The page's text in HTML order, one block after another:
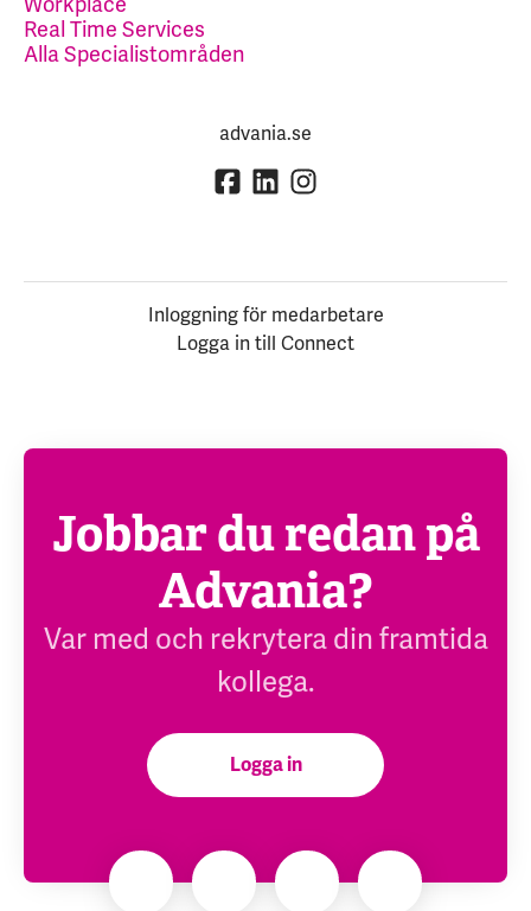
Real Time Services
Alla Specialistområden
advania.se
Inloggning för medarbetare
Logga in till Connect
Jobbar du redan på
Advania?
Var med och rekrytera din framtida
kollega.
Logga in